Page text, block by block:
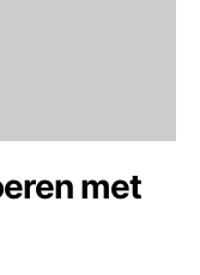
met